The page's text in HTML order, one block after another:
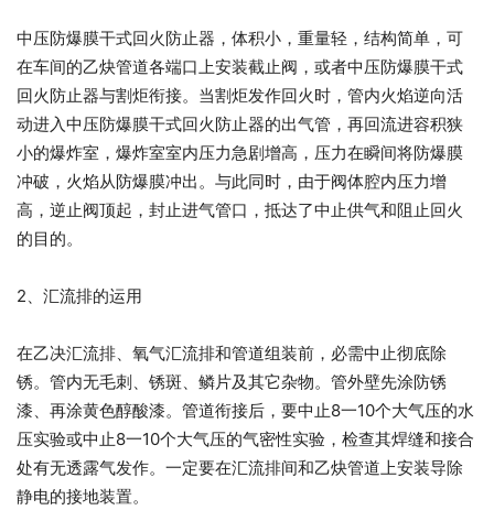
中压防爆膜干式回火防止器，体积小，重量轻，结构简单，可
在车间的乙炔管道各端口上安装截止阀，或者中压防爆膜干式
回火防止器与割炬衔接。当割炬发作回火时，管内火焰逆向活
动进入中压防爆膜干式回火防止器的出气管，再回流进容积狭
小的爆炸室，爆炸室室内压力急剧增高，压力在瞬间将防爆膜
冲破，火焰从防爆膜冲出。与此同时，由于阀体腔内压力增
高，逆止阀顶起，封止进气管口，抵达了中止供气和阻止回火
的目的。
2、汇流排的运用
在乙决汇流排、氧气汇流排和管道组装前，必需中止彻底除
锈。管内无毛刺、锈斑、鳞片及其它杂物。管外壁先涂防锈
漆、再涂黄色醇酸漆。管道衔接后，要中止8一10个大气压的水
压实验或中止8一10个大气压的气密性实验，检查其焊缝和接合
处有无透露气发作。一定要在汇流排间和乙炔管道上安装导除
静电的接地装置。